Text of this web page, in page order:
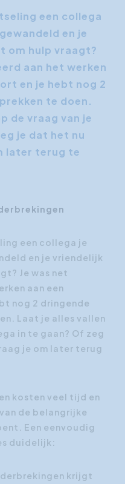
een collega
en je
om hulp vraagt?
aan het werken
en je hebt nog 2
te doen.
de vraag van je
je dat het nu
later terug te
een collega je
en je vriendelijk
Je was net
aan een
nog 2 dringende
Laat je alles vallen
in te gaan? Of zeg
je om later terug
kosten veel tijd en
de belangrijke
Een eenvoudig
duidelijk:
krijgt